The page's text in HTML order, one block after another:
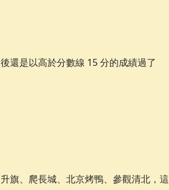
還是以高於分數線 15 分的成績過了
旗、爬長城、北京烤鴨、參觀清北，這